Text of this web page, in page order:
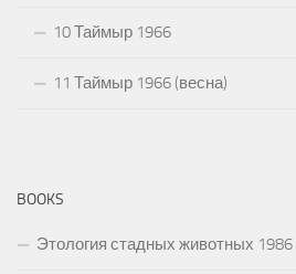
10 Таймыр 1966
11 Таймыр 1966 (весна)
BOOKS
Этология стадных животных 1986